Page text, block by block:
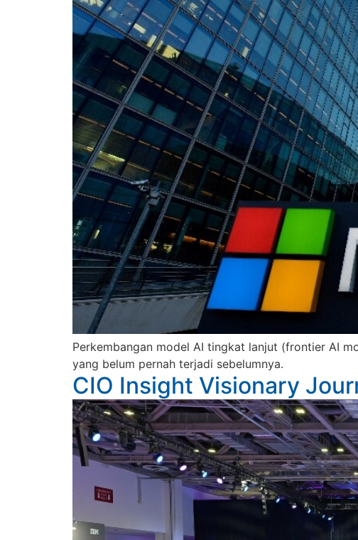
Perkembangan model AI tingkat lanjut (frontier AI
yang belum pernah terjadi sebelumnya.
CIO Insight Visionary